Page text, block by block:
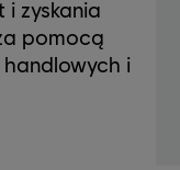
i zyskania
pomocą
i